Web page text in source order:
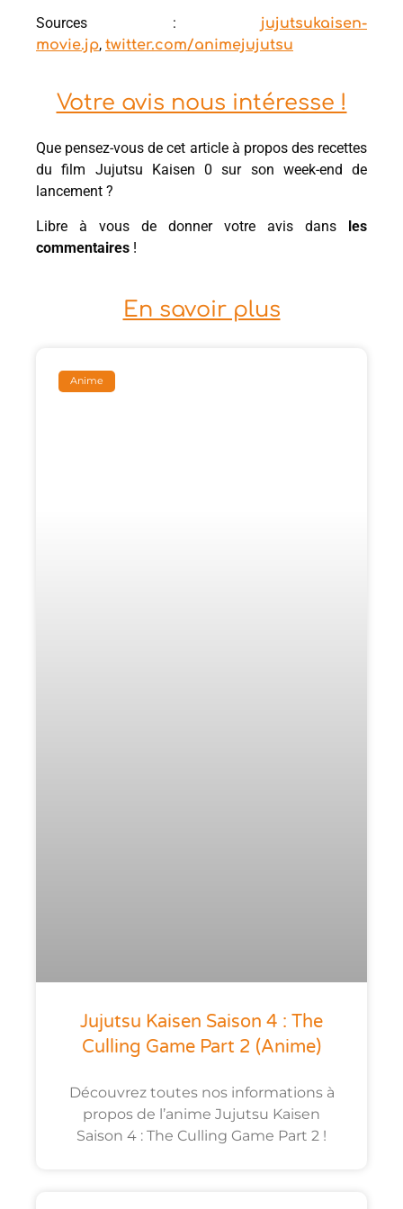
Sources : jujutsukaisen-
movie.jp, twitter.com/animejujutsu
Votre avis nous intéresse !
Que pensez-vous de cet article à propos des recettes
du film Jujutsu Kaisen 0 sur son week-end de
lancement ?
Libre à vous de donner votre avis dans les
commentaires !
En savoir plus
Anime
Jujutsu Kaisen Saison 4 : The
Culling Game Part 2 (anime)
Découvrez toutes nos informations à
propos de l’anime Jujutsu Kaisen
Saison 4 : The Culling Game Part 2 !